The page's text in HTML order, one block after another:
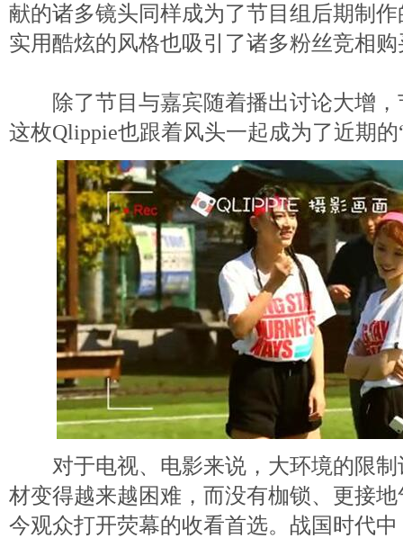
献的诸多镜头同样成为了节目组后期制
实用酷炫的风格也吸引了诸多粉丝竞相购
除了节目与嘉宾随着播出讨论大增，
这枚Qlippie也跟着风头一起成为了近期的
对于电视、电影来说，大环境的限制
材变得越来越困难，而没有枷锁、更接
今观众打开荧幕的收看首选。战国时代